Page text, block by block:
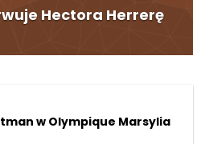
Hectora Herrerę
w Olympique Marsylia